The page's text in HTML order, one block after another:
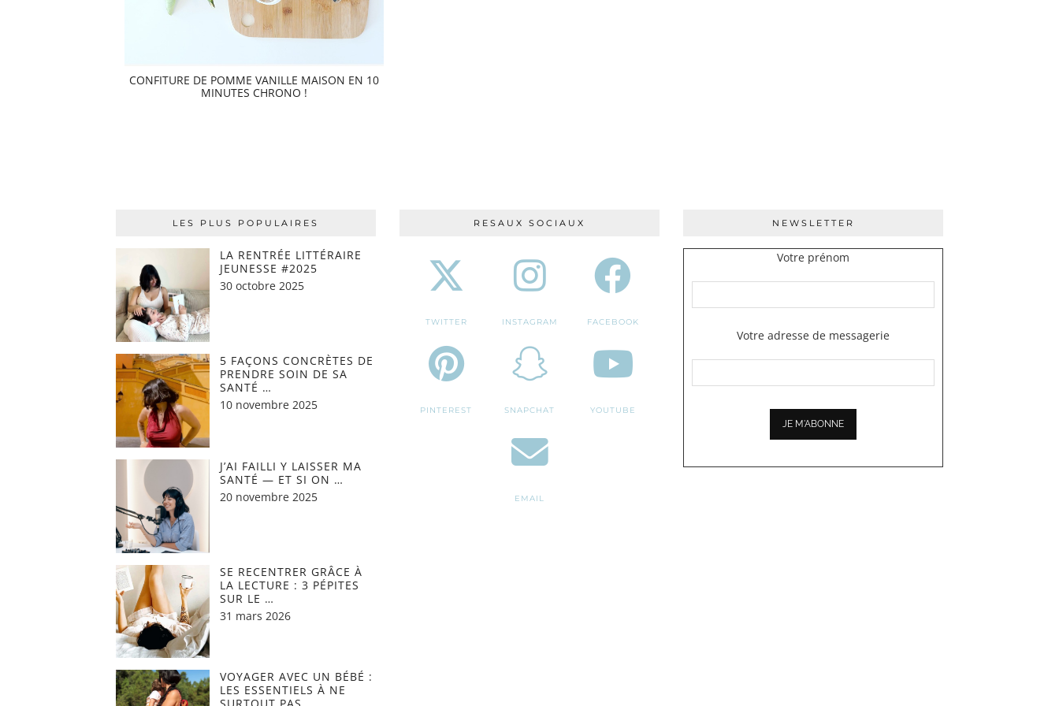
CONFITURE DE POMME VANILLE MAISON EN 10
MINUTES CHRONO !
LES PLUS POPULAIRES
LA RENTRÉE LITTÉRAIRE
JEUNESSE #2025
30 octobre 2025
5 FAÇONS CONCRÈTES DE
PRENDRE SOIN DE SA
SANTÉ …
10 novembre 2025
J’AI FAILLI Y LAISSER MA
SANTÉ — ET SI ON …
20 novembre 2025
SE RECENTRER GRÂCE À
LA LECTURE : 3 PÉPITES
SUR LE …
31 mars 2026
VOYAGER AVEC UN BÉBÉ :
LES ESSENTIELS À NE
RESAUX SOCIAUX
TWITTER INSTAGRAM FACEBOOK
PINTEREST SNAPCHAT YOUTUBE
EMAIL
NEWSLETTER
Votre prénom
Votre adresse de messagerie